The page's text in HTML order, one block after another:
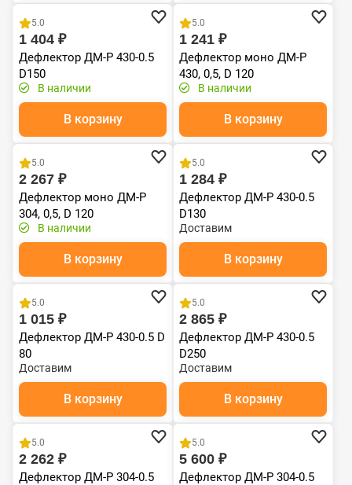
5.0
1 404 ₽
Дефлектор ДМ-Р 430-0.5
D150
В наличии
В корзину
5.0
1 241 ₽
Дефлектор моно ДМ-Р
430, 0,5, D 120
В наличии
В корзину
Хит продаж
5.0
2 267 ₽
Дефлектор моно ДМ-Р
304, 0,5, D 120
В наличии
В корзину
5.0
1 284 ₽
Дефлектор ДМ-Р 430-0.5
D130
Доставим
В корзину
5.0
1 015 ₽
Дефлектор ДМ-Р 430-0.5 D
80
Доставим
В корзину
5.0
2 865 ₽
Дефлектор ДМ-Р 430-0.5
D250
Доставим
В корзину
Хит продаж
5.0
2 262 ₽
Дефлектор ДМ-Р 304-0.5
5.0
5 600 ₽
Дефлектор ДМ-Р 304-0.5